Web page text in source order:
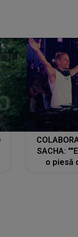
SACHA:
o piesă